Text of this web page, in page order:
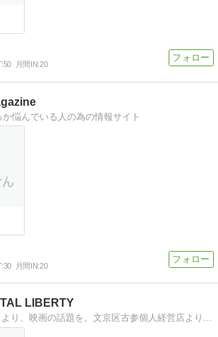
50 月間IN:20
悩んでいる人の為の情報サイト
30 月間IN:20
LIBERTY
「リバティー」より、映画の話題を。文京区古参個人経営店より。誠意あるプロ意識のあるお店づくりを目指しています。